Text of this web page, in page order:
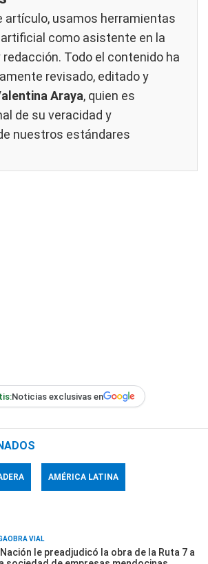
artículo, usamos herramientas
como asistente en la
Todo el contenido ha
revisado, editado y
Araya, quien es
de su veracidad y
nuestros estándares
Noticias exclusivas en
AMÉRICA LATINA
VIAL
Nación le preadjudicó la obra de la Ruta 7 a